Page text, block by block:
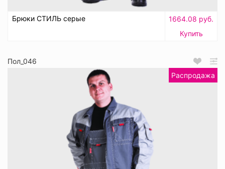
Брюки СТИЛЬ серые
1664.08 руб.
Купить
Пол_046
Распродажа